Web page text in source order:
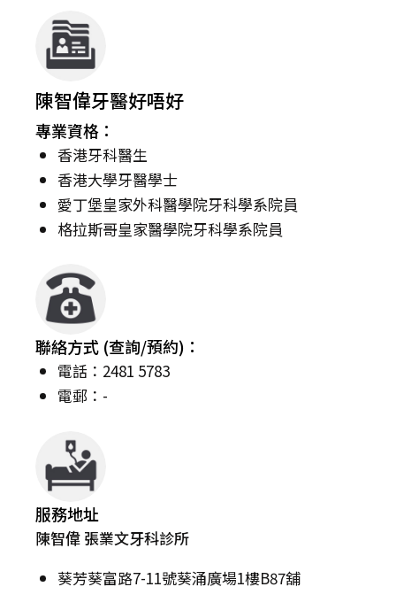
陳智偉牙醫好唔好
專業資格：
香港牙科醫生
香港大學牙醫學士
愛丁堡皇家外科醫學院牙科學系院員
格拉斯哥皇家醫學院牙科學系院員
聯絡方式 (查詢/預約)：
電話：2481 5783
電郵：-
服務地址
陳智偉 張業文牙科診所
葵芳葵富路7-11號葵涌廣場1樓B87舖